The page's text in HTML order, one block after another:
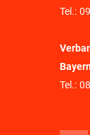
Tel.:
Tel.: